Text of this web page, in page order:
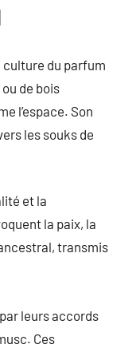
culture du parfum
de bois
l’espace. Son
les souks de
et la
la paix, la
transmis
leurs accords
Ces